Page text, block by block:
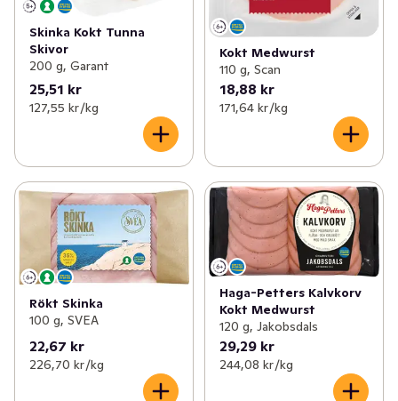
Skinka Kokt Tunna
Skivor
200 g, Garant
25,51 kr
127,55 kr /kg
Kokt Medwurst
110 g, Scan
18,88 kr
171,64 kr /kg
Rökt Skinka
100 g, SVEA
22,67 kr
226,70 kr /kg
Haga-Petters Kalvkorv
Kokt Medwurst
120 g, Jakobsdals
29,29 kr
244,08 kr /kg